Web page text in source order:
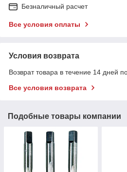
Безналичный расчет
Все условия оплаты
Условия возврата
Возврат товара в течение 14 дней
Все условия возврата
Подобные товары компании